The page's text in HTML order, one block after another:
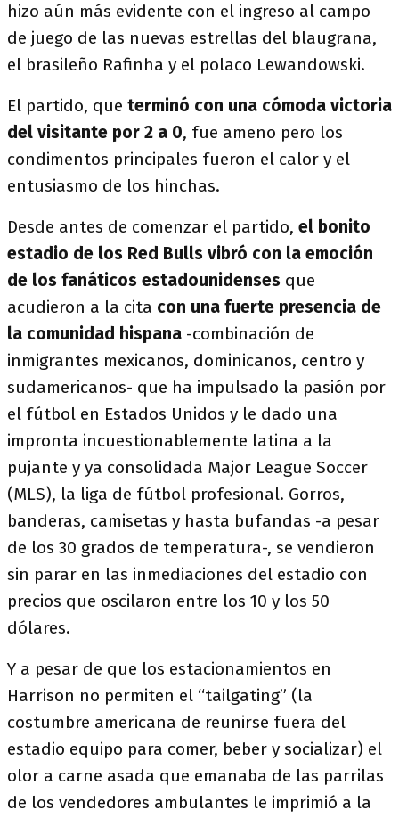
hizo aún más evidente con el ingreso al campo
de juego de las nuevas estrellas del blaugrana,
el brasileño Rafinha y el polaco Lewandowski.
El partido, que terminó con una cómoda victoria
del visitante por 2 a 0, fue ameno pero los
condimentos principales fueron el calor y el
entusiasmo de los hinchas.
Desde antes de comenzar el partido, el bonito
estadio de los Red Bulls vibró con la emoción
de los fanáticos estadounidenses que
acudieron a la cita con una fuerte presencia de
la comunidad hispana -combinación de
inmigrantes mexicanos, dominicanos, centro y
sudamericanos- que ha impulsado la pasión por
el fútbol en Estados Unidos y le dado una
impronta incuestionablemente latina a la
pujante y ya consolidada Major League Soccer
(MLS), la liga de fútbol profesional. Gorros,
banderas, camisetas y hasta bufandas -a pesar
de los 30 grados de temperatura-, se vendieron
sin parar en las inmediaciones del estadio con
precios que oscilaron entre los 10 y los 50
dólares.
Y a pesar de que los estacionamientos en
Harrison no permiten el “tailgating” (la
costumbre americana de reunirse fuera del
estadio equipo para comer, beber y socializar) el
olor a carne asada que emanaba de las parrilas
de los vendedores ambulantes le imprimió a la